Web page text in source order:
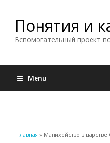
Понятия и
Вспомогательный проект
Menu
Вы здесь
Главная » Манихейство в царстве